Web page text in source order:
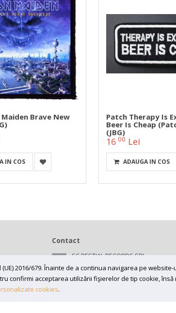
Brave New
IN COS
Patch Therapy Is
Beer Is Cheap
(JBG)
16 00 Lei
ADAUGA IN COS
2016/679. Înainte de a continua navigarea pe website-
confirmi acceptarea utilizării fişierelor de tip cookie, însă
cookies.
Contact
SC BESTIAL RECORDS SRL
Bv 16 Decembrie 1989 nr 43, in
300218, Timisoara